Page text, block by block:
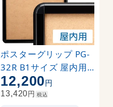
ポスターグリップ PG-
32R B1サイズ 屋内用
角丸 ブラック
12,200円
13,420円 税込